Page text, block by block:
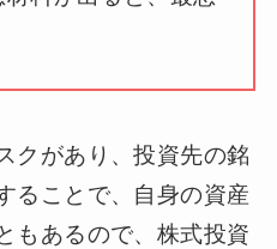
クがあり、投資先の銘
ることで、自身の資産
もあるので、株式投資